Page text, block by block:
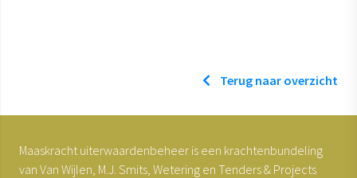
Terug naar overzicht
Maaskracht uiterwaardenbeheer is een krachtenbundeling
van Van Wijlen, M.J. Smits, Wetering en Tenders & Projects